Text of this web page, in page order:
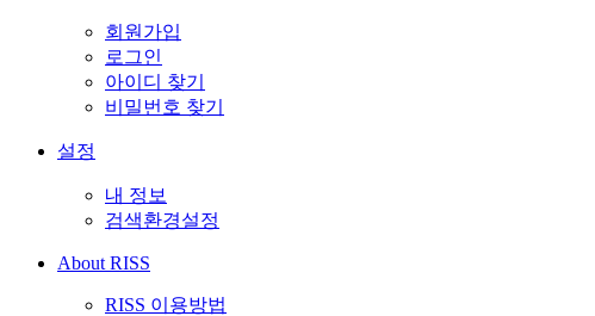
회원가입
로그인
아이디 찾기
비밀번호 찾기
설정
내 정보
검색환경설정
About RISS
RISS 이용방법